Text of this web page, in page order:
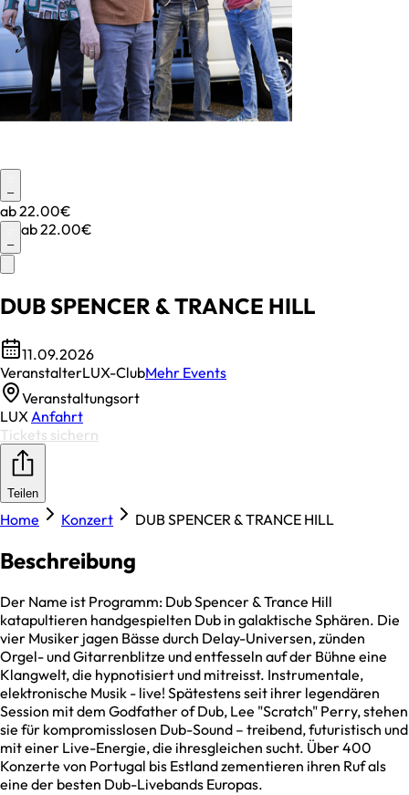
–
ab22.00€
–
ab22.00€
DUB SPENCER & TRANCE HILL
11.09.2026
VeranstalterLUX-ClubMehr Events
Veranstaltungsort
LUX Anfahrt
Tickets sichern
Teilen
Home Konzert DUB SPENCER & TRANCE HILL
Beschreibung
Der Name ist Programm: Dub Spencer & Trance Hill
katapultieren handgespielten Dub in galaktische Sphären. Die
vier Musiker jagen Bässe durch Delay-Universen, zünden
Orgel- und Gitarrenblitze und entfesseln auf der Bühne eine
Klangwelt, die hypnotisiert und mitreisst. Instrumentale,
elektronische Musik - live! Spätestens seit ihrer legendären
Session mit dem Godfather of Dub, Lee "Scratch" Perry, stehen
sie für kompromisslosen Dub-Sound – treibend, futuristisch und
mit einer Live-Energie, die ihresgleichen sucht. Über 400
Konzerte von Portugal bis Estland zementieren ihren Ruf als
eine der besten Dub-Livebands Europas.